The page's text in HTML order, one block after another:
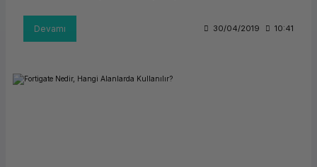
Devamı 30/04/2019 10:41